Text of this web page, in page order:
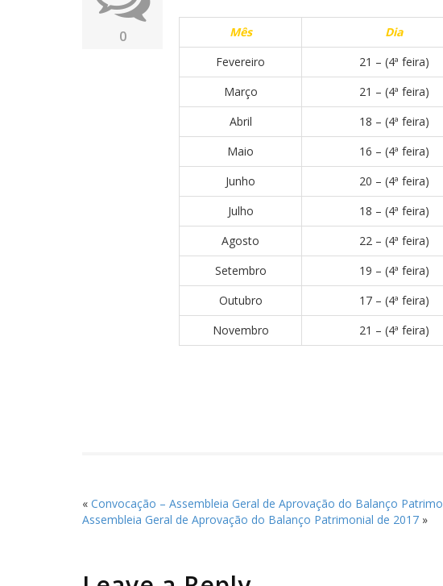
0 Mês Dia
Fevereiro
21 – (4ª feira)
Março
21 – (4ª feira)
Abril
18 – (4ª feira)
Maio
16 – (4ª feira)
Junho
20 – (4ª feira)
Julho
18 – (4ª feira)
Agosto
22 – (4ª feira)
Setembro
19 – (4ª feira)
Outubro
17 – (4ª feira)
Novembro
21 – (4ª feira)
« Convocação – Assembleia Geral de Aprovação do Balanço
Assembleia Geral de Aprovação do Balanço Patrimonial de 2017 »